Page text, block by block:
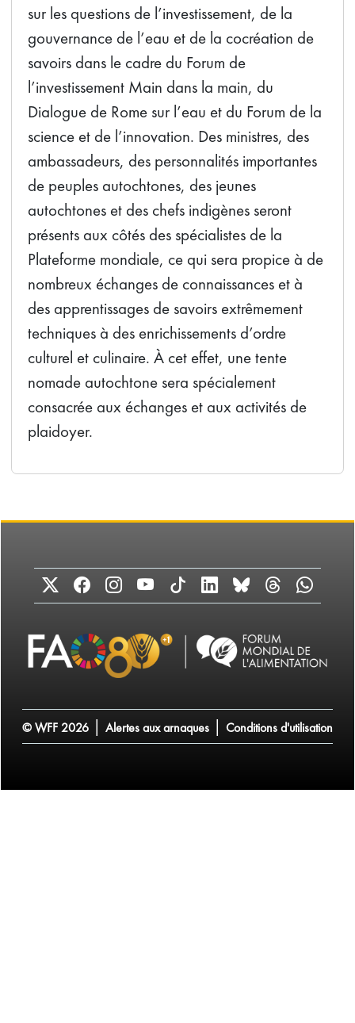
sur les questions de l’investissement, de la
gouvernance de l’eau et de la cocréation de
savoirs dans le cadre du Forum de
l’investissement Main dans la main, du
Dialogue de Rome sur l’eau et du Forum de la
science et de l’innovation. Des ministres, des
ambassadeurs, des personnalités importantes
de peuples autochtones, des jeunes
autochtones et des chefs indigènes seront
présents aux côtés des spécialistes de la
Plateforme mondiale, ce qui sera propice à de
nombreux échanges de connaissances et à
des apprentissages de savoirs extrêmement
techniques à des enrichissements d’ordre
culturel et culinaire. À cet effet, une tente
nomade autochtone sera spécialement
consacrée aux échanges et aux activités de
plaidoyer.
© WFF 2026 | Alertes aux arnaques | Conditions d'utilisation